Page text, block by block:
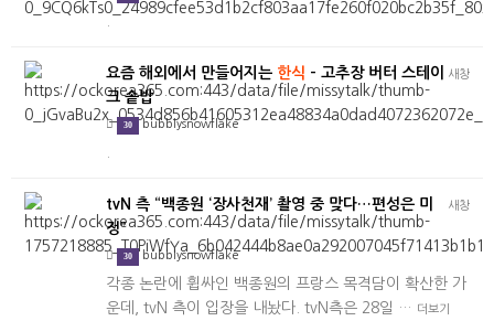
새창
요즘 해외에서 만들어지는 한식 - 고추장 버터 스테이
크 솥밥
30 bubblysnowflake
새창
tvN 측 “백종원 ‘장사천재’ 촬영 중 맞다…편성은 미
정”
30 bubblysnowflake
각종 논란에 휩싸인 백종원의 프랑스 목격담이 확산한 가
운데, tvN 측이 입장을 내놨다. tvN측은 28일 …
더보기